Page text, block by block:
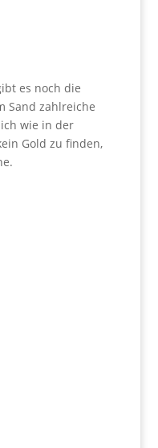
es noch die
Sand zahlreiche
wie in der
Gold zu finden,